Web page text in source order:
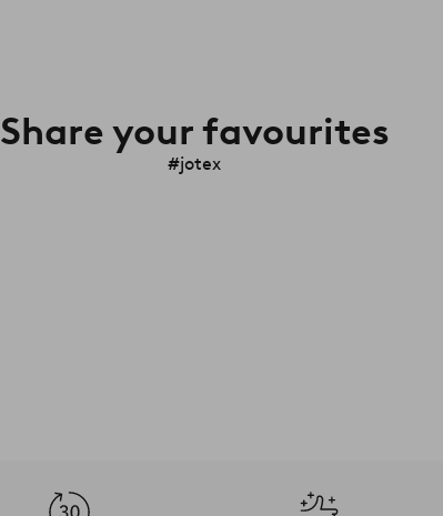
Share your favourites
#jotex